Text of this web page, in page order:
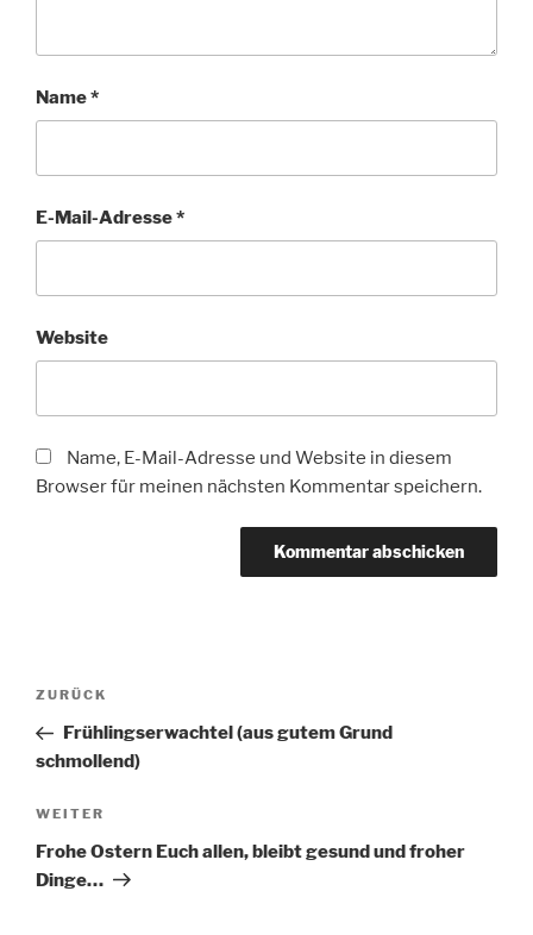
Name*
E-Mail-Adresse*
Website
Name, E-Mail-Adresse und Website in diesem
Browser für meinen nächsten Kommentar speichern.
Beitragsnavigation
Vorheriger
Beitrag
ZURÜCK
Frühlingserwachtel (aus gutem Grund
schmollend)
Nächster
Beitrag
WEITER
Frohe Ostern Euch allen, bleibt gesund und froher
Dinge…